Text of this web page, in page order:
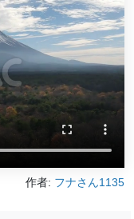
作者: フナさん1135